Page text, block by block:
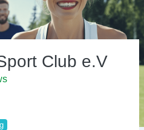
Club e.V